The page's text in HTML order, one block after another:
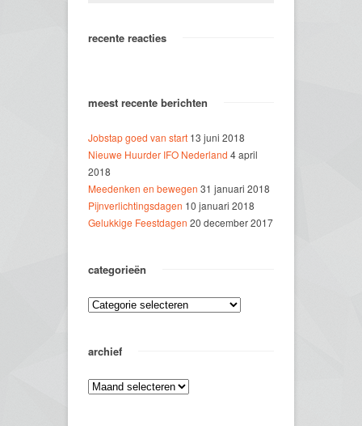
recente reacties
meest recente berichten
Jobstap goed van start 13 juni 2018
Nieuwe Huurder IFO Nederland 4 april
2018
Meedenken en bewegen 31 januari 2018
Pijnverlichtingsdagen 10 januari 2018
Gelukkige Feestdagen 20 december 2017
categorieën
archief